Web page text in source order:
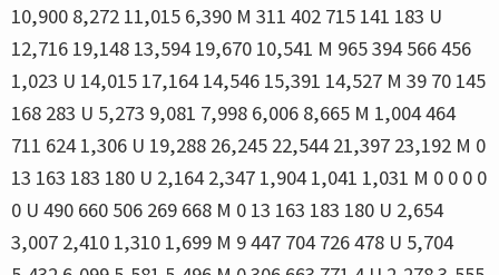
10,900 8,272 11,015 6,390 M 311 402 715 141 183 U
12,716 19,148 13,594 19,670 10,541 M 965 394 566 456
1,023 U 14,015 17,164 14,546 15,391 14,527 M 39 70 145
168 283 U 5,273 9,081 7,998 6,006 8,665 M 1,004 464
711 624 1,306 U 19,288 26,245 22,544 21,397 23,192 M 0
13 163 183 180 U 2,164 2,347 1,904 1,041 1,031 M 0 0 0 0
0 U 490 660 506 269 668 M 0 13 163 183 180 U 2,654
3,007 2,410 1,310 1,699 M 9 447 704 726 478 U 5,704